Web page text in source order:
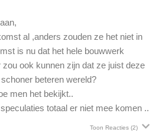
al ,anders zouden ze het niet in
is nu dat het hele bouwwerk
ook kunnen zijn dat ze juist deze
beteren wereld?
men het bekijkt..
totaal er niet mee komen ..
Toon Reacties (2)